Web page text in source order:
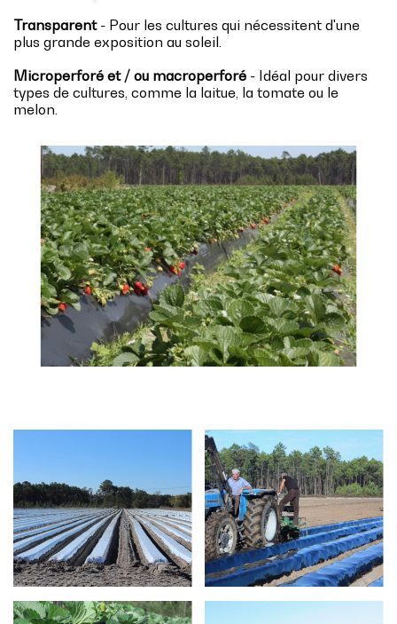
Transparent- Pour les cultures qui nécessitent d'une
plus grande exposition au soleil.
Microperforé et / ou macroperforé - Idéal pour divers
types de cultures, comme la laitue, la tomate ou le
melon.